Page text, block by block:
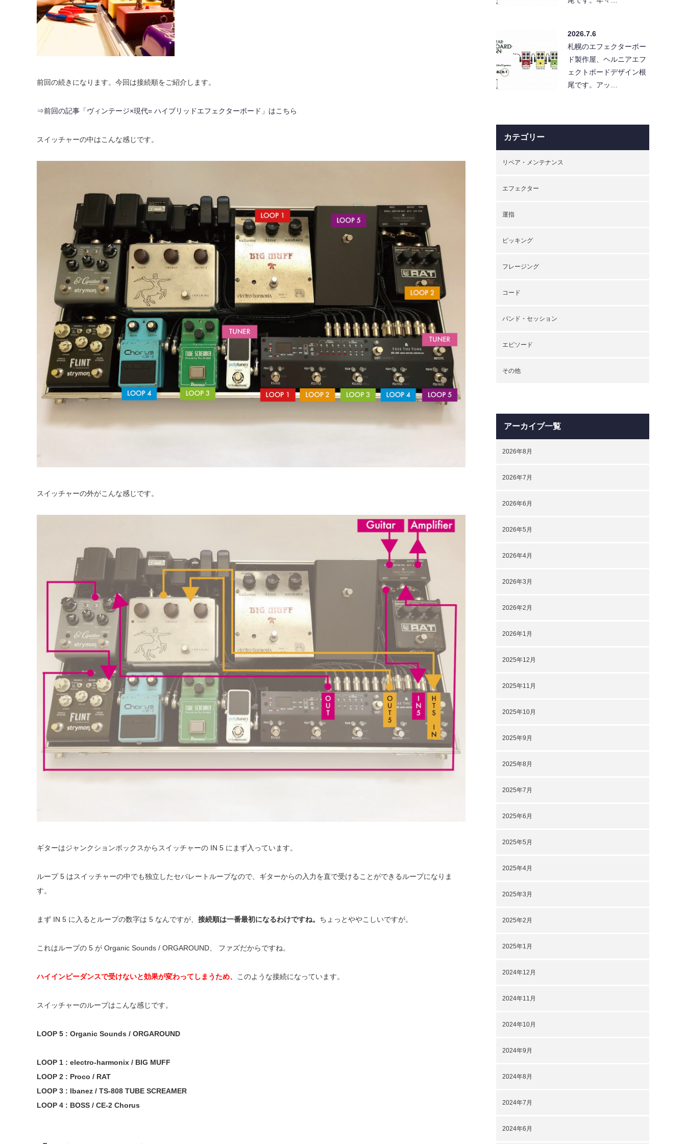
前回の続きになります。今回は接続順をご紹介します。
⇒前回の記事「ヴィンテージ×現代= ハイブリッドエフェクターボード」はこちら
スイッチャーの中はこんな感じです。
スイッチャーの外がこんな感じです。
ギターはジャンクションボックスからスイッチャーの IN 5 にまず入っています。
ループ 5 はスイッチャーの中でも独立したセパレートループなので、ギターからの入力を直で受けることができるループになりま
す。
まず IN 5 に入るとループの数字は 5 なんですが、 接続順は一番最初になるわけですね。 ちょっとややこしいですが。
これはループの 5 が Organic Sounds / ORGAROUND、 ファズだからですね。
ハイインピーダンスで受けないと効果が変わってしまうため、 このような接続になっています。
スイッチャーのループはこんな感じです。
LOOP 5 : Organic Sounds / ORGAROUND
LOOP 1 : electro-harmonix / BIG MUFF
LOOP 2 : Proco / RAT
LOOP 3 : Ibanez / TS-808 TUBE SCREAMER
LOOP 4 : BOSS / CE-2 Chorus
2026.7.6
札幌のエフェクターボー
ド製作屋、ヘルニアエフ
ェクトボードデザイン根
尾です。アッ…
カテゴリー
リペア・メンテナンス
エフェクター
運指
ピッキング
フレージング
コード
バンド・セッション
エピソード
その他
アーカイブ一覧
2026年8月
2026年7月
2026年6月
2026年5月
2026年4月
2026年3月
2026年2月
2026年1月
2025年12月
2025年11月
2025年10月
2025年9月
2025年8月
2025年7月
2025年6月
2025年5月
2025年4月
2025年3月
2025年2月
2025年1月
2024年12月
2024年11月
2024年10月
2024年9月
2024年8月
2024年7月
2024年6月